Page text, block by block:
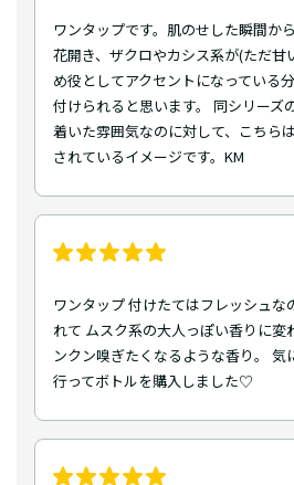
ワンタップです。肌のせした瞬間か
花開き、ザクロやカシス系が(ただ甘
め役としてアクセントになっている
付けられると思います。 同シリーズ
着いた雰囲気なのに対して、こちら
されているイメージです。KM
ワンタップ 付けたてはフレッシュな
れて ムスク系の大人っぽい香りに変
ンクン嗅ぎたくなるような香り。
行ってボトルを購入しました♡